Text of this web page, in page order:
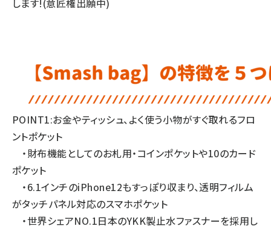
します!(意匠権出願中)
POINT1:お金やティッシュ、よく使う小物がすぐ取れるフロ
ントポケット
・財布機能としてのお札用・コインポケットや10のカード
ポケット
・6.1インチのiPhone12もすっぽり収まり、透明フィルム
がタッチパネル対応のスマホポケット
・世界シェアNO.1日本のYKK製止水ファスナーを採用し